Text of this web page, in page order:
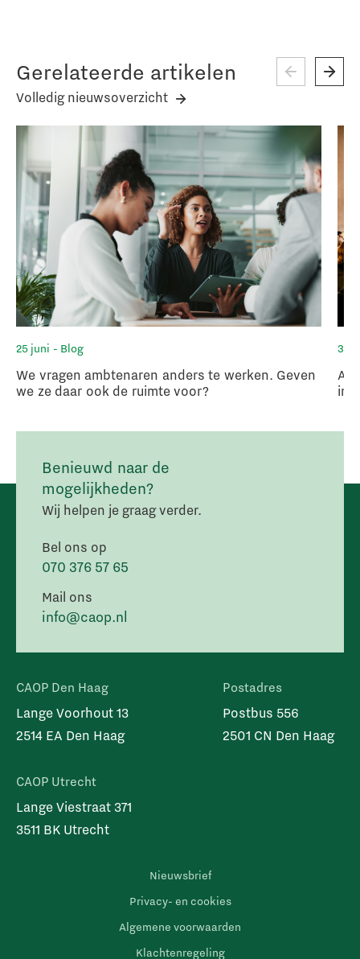
Gerelateerde artikelen
Volledig nieuwsoverzicht
25 juni - Blog
We vragen ambtenaren anders te werken. Geven
we ze daar ook de ruimte voor?
3
in
Benieuwd naar de
mogelijkheden?
Wij helpen je graag verder.
Bel ons op
070 376 57 65
Mail ons
info@caop.nl
CAOP Den Haag
Lange Voorhout 13
2514 EA Den Haag
CAOP Utrecht
Lange Viestraat 371
3511 BK Utrecht
Postadres
Postbus 556
2501 CN Den Haag
Nieuwsbrief
Privacy- en cookies
Algemene voorwaarden
Klachtenregeling